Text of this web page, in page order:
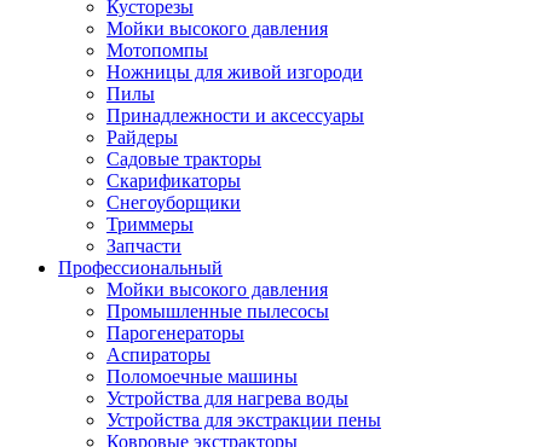
Кусторезы
Мойки высокого давления
Мотопомпы
Ножницы для живой изгороди
Пилы
Принадлежности и аксессуары
Райдеры
Садовые тракторы
Скарификаторы
Снегоуборщики
Триммеры
Запчасти
Профессиональный
Мойки высокого давления
Промышленные пылесосы
Парогенераторы
Аспираторы
Поломоечные машины
Устройства для нагрева воды
Устройства для экстракции пены
Ковровые экстракторы